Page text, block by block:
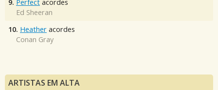
9. Perfect acordes
Ed Sheeran
10. Heather acordes
Conan Gray
ARTISTAS EM ALTA